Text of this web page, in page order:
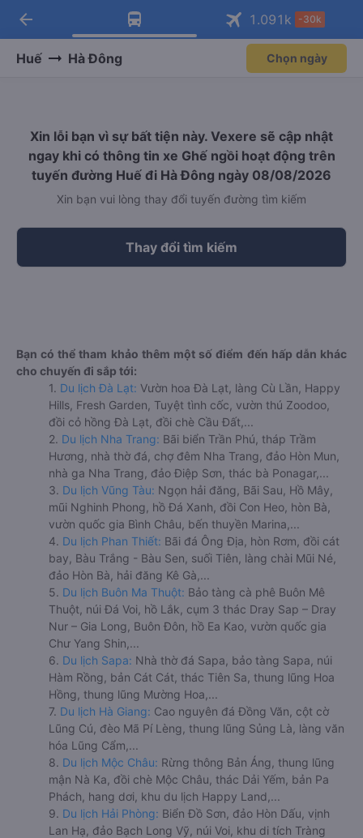
Tải app Vexere ngay!
Nhận ưu đãi thành viên độc
Mở app
Tải app Vexere
-30k/ghế khi đặt vé máy bay qua
Mở app
arrow_back 1.091 k -30k
Huế Hà Đông Chọn ngày
Xin lỗi bạn vì sự bất tiện này. Vexere sẽ cập nhật
ngay khi có thông tin xe Ghế ngồi hoạt động trên
tuyến đường Huế đi Hà Đông ngày 08/08/2026
Xin bạn vui lòng thay đổi tuyến đường tìm kiếm
Thay đổi tìm kiếm
Bạn có thể tham khảo thêm một số điểm đến hấp dẫn khác
cho chuyến đi sắp tới:
1. Du lịch Đà Lạt: Vườn hoa Đà Lạt, làng Cù Lần, Happy
Hills, Fresh Garden, Tuyệt tình cốc, vườn thú Zoodoo,
đồi cỏ hồng Đà Lạt, đồi chè Cầu Đất,...
2. Du lịch Nha Trang: Bãi biển Trần Phú, tháp Trầm
Hương, nhà thờ đá, chợ đêm Nha Trang, đảo Hòn Mun,
nhà ga Nha Trang, đảo Điệp Sơn, thác bà Ponagar,...
3. Du lịch Vũng Tàu: Ngọn hải đăng, Bãi Sau, Hồ Mây,
mũi Nghinh Phong, hồ Đá Xanh, đồi Con Heo, hòn Bà,
vườn quốc gia Bình Châu, bến thuyền Marina,...
4. Du lịch Phan Thiết: Bãi đá Ông Địa, hòn Rơm, đồi cát
bay, Bàu Trắng - Bàu Sen, suối Tiên, làng chài Mũi Né,
đảo Hòn Bà, hải đăng Kê Gà,...
5. Du lịch Buôn Ma Thuột: Bảo tàng cà phê Buôn Mê
Thuột, núi Đá Voi, hồ Lắk, cụm 3 thác Dray Sap – Dray
Nur – Gia Long, Buôn Đôn, hồ Ea Kao, vườn quốc gia
Chư Yang Shin,...
6. Du lịch Sapa: Nhà thờ đá Sapa, bảo tàng Sapa, núi
Hàm Rồng, bản Cát Cát, thác Tiên Sa, thung lũng Hoa
Hồng, thung lũng Mường Hoa,...
7. Du lịch Hà Giang: Cao nguyên đá Đồng Văn, cột cờ
Lũng Cú, đèo Mã Pí Lèng, thung lũng Sủng Là, làng văn
hóa Lũng Cẩm,...
8. Du lịch Mộc Châu: Rừng thông Bản Áng, thung lũng
mận Nà Ka, đồi chè Mộc Châu, thác Dải Yếm, bản Pa
Phách, hang dơi, khu du lịch Happy Land,...
9. Du lịch Hải Phòng: Biển Đồ Sơn, đảo Hòn Dấu, vịnh
Lan Hạ, đảo Bạch Long Vỹ, núi Voi, khu di tích Tràng